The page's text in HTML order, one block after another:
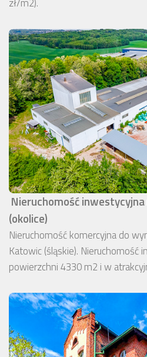
Nieruchomość
(okolice)
Nieruchomość komercyjna do
Katowic (śląskie). Nieruchomość
powierzchni 4330 m2 i w